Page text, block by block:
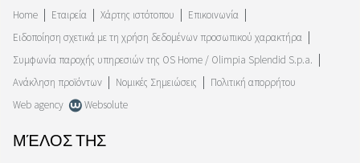
Home
Εταιρεία Χάρτης ιστότοπου
Επικοινωνία
Ειδοποίηση σχετικά με τη χρήση δεδομένων προσωπικού χαρακτήρα
Συμφωνία παροχής υπηρεσιών της OS Home / Olimpia Splendid S.p.a.
Ανάκληση προϊόντων
Νομικές Σημειώσεις
Πολιτική απορρήτου
Web agency
Websolute
ΜΈΛΟΣ ΤΗΣ